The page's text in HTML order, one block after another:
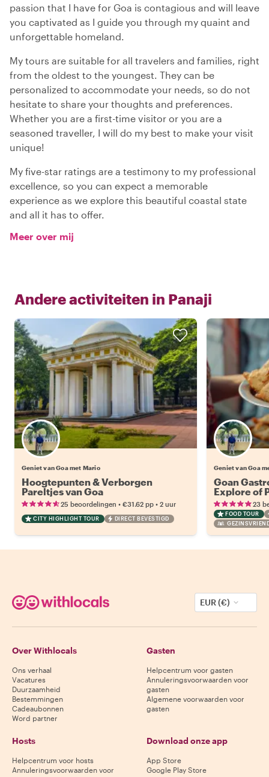
passion that I have for Goa is contagious and will leave
you captivated as I guide you through my quaint and
unforgettable homeland.
My tours are suitable for all travelers and families, right
from the oldest to the youngest. They can be
personalized to accommodate your needs, so do not
hesitate to share your thoughts and preferences.
Whether you are a first-time visitor or you are a
seasoned traveller, I will do my best to make your visit
unique!
My five-star ratings are a testimony to my professional
excellence, so you can expect a memorable
experience as we explore this beautiful coastal state
and all it has to offer.
Meer over mij
Andere activiteiten in Panaji
Geniet van Goa met Mario
Hoogtepunten & Verborgen
Pareltjes van Goa
25 beoordelingen • €31.62 pp • 2 uur
CITY HIGHLIGHT TOUR DIRECT BEVESTIGD
Geniet van Goa
Goan
Explore of
Petiscos.23
FOOD TOUR
EUR (€)
Over Withlocals
Ons verhaal
Vacatures
Duurzaamheid
Bestemmingen
Cadeaubonnen
Word partner
Gasten
Helpcentrum voor gasten
Annuleringsvoorwaarden voor
gasten
Algemene voorwaarden voor
gasten
Hosts
Helpcentrum voor hosts
Annuleringsvoorwaarden voor
Download onze app
App Store
Google Play Store